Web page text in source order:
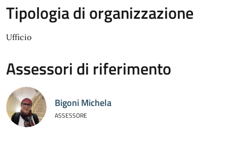
Tipologia di organizzazione
Ufficio
Assessori di riferimento
Bigoni Michela
ASSESSORE